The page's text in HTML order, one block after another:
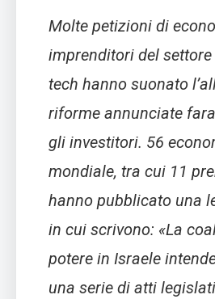
Molte petizioni di
imprenditori del
tech hanno suonato
riforme annunciate
gli investitori. 56
mondiale, tra cui 11
hanno pubblicato una
in cui scrivono: «La
potere in Israele
una serie di atti